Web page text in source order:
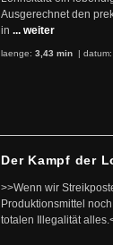
Ausgerechnet den
in ... weiter
laenge: 3,43 min | datum:
Der Kampf der
>>Wenn wir
Produktionsmittel
totalen Illegalität